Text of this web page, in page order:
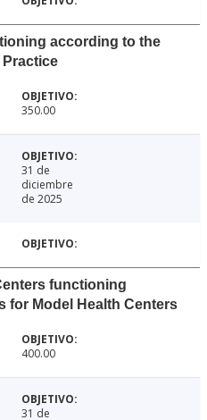
according to the
350.00
31 de
diciembre
de 2025
functioning
for Model Health Centers
400.00
31 de